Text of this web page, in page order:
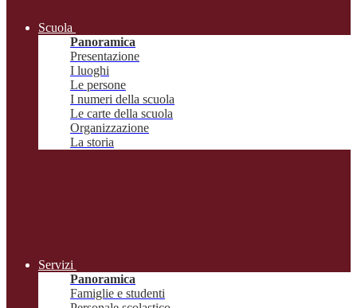
Scuola
Panoramica
Presentazione
I luoghi
Le persone
I numeri della scuola
Le carte della scuola
Organizzazione
La storia
Servizi
Panoramica
Famiglie e studenti